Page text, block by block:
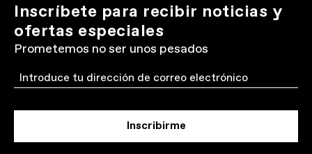
Inscríbete para recibir noticias y
ofertas especiales
Prometemos no ser unos pesados
Email
Inscribirme